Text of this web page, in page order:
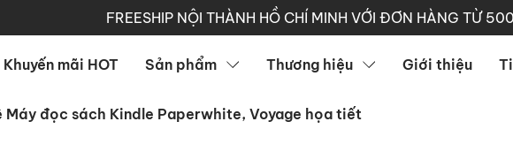
FREESHIP NỘI THÀNH HỒ CHÍ MINH VỚI ĐƠN HÀNG TỪ
Khuyến mãi HOT Sản phẩm Thương hiệu Giới thiệu
Máy đọc sách Kindle Paperwhite, Voyage họa tiết